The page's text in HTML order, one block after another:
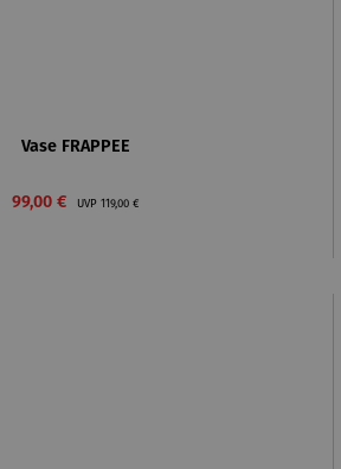
Vase FRAPPEE
Verkaufspreis:
99,00 € UVP Regulärer Preis:
119,00 €